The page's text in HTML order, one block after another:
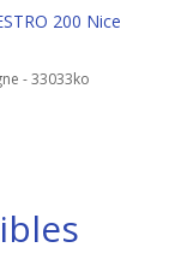
200 Nice
- 33033ko